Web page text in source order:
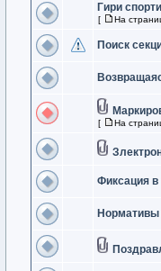
Гири
[ На
Поиск
[ На
Фиксация в
Нормативы